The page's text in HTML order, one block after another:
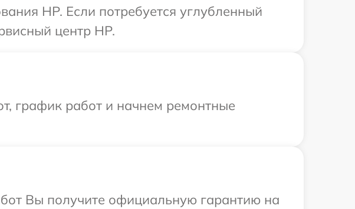
HP. Если потребуется углубленный
центр HP.
график работ и начнем ремонтные
Вы получите официальную гарантию на